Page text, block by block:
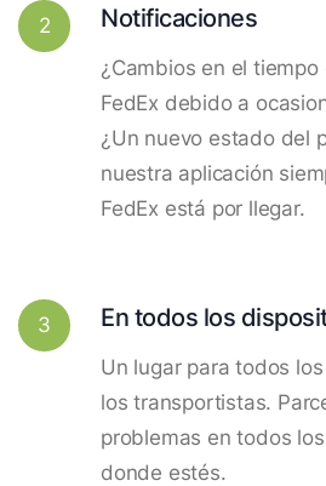
2 Notificaciones
¿Cambios en el
FedEx debido a
¿Un nuevo estado del
nuestra aplicación
FedEx está por llegar.
3 En todos los
Un lugar para todos
los transportistas.
problemas en todos
donde estés.